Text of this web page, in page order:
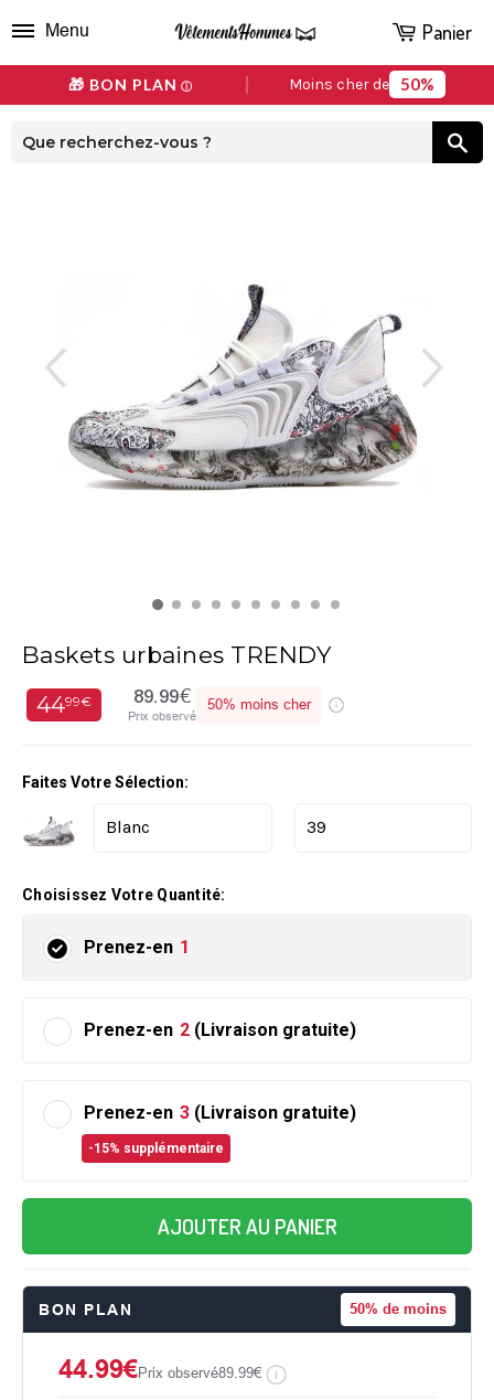
🎁 BON PLAN ⓘ Moins cher de 50%
Menu Panier
Baskets urbaines TRENDY
4499€ 89.99€
Prix observé
50% moins cher
Faites Votre Sélection:
Choisissez Votre Quantité:
Prenez-en 1
Prenez-en 2 (Livraison gratuite)
Prenez-en 3 (Livraison gratuite)
-15% supplémentaire
AJOUTER AU PANIER
BON PLAN 50% de moins
44.99€Prix observé89.99€